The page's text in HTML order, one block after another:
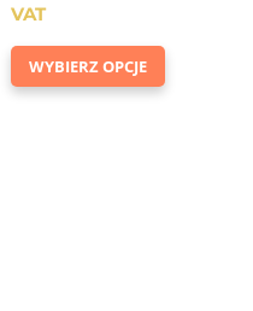
od
VAT
WYBIERZ OPCJE
Ten